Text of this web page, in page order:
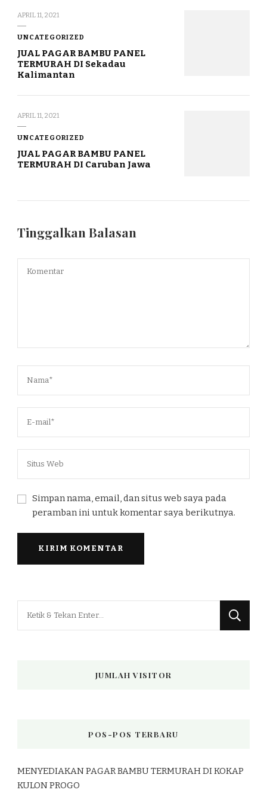
APRIL 11, 2021
UNCATEGORIZED
JUAL PAGAR BAMBU PANEL
TERMURAH DI Sekadau
Kalimantan
APRIL 11, 2021
UNCATEGORIZED
JUAL PAGAR BAMBU PANEL
TERMURAH DI Caruban Jawa
Tinggalkan Balasan
Simpan nama, email, dan situs web saya pada
peramban ini untuk komentar saya berikutnya.
JUMLAH VISITOR
POS-POS TERBARU
MENYEDIAKAN PAGAR BAMBU TERMURAH DI KOKAP
KULON PROGO